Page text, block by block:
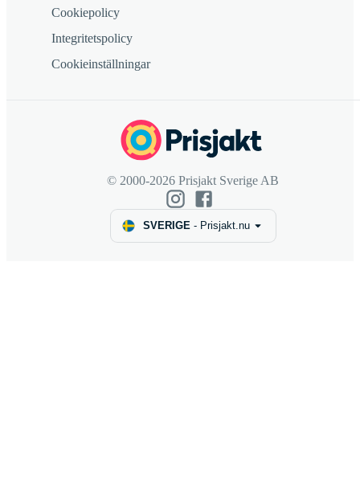
Cookiepolicy
Integritetspolicy
Cookieinställningar
© 2000-2026 Prisjakt Sverige AB
SVERIGE- Prisjakt.nu